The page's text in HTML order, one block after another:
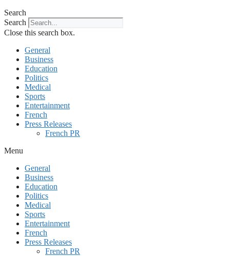
Search
Search
Close this search box.
General
Business
Education
Politics
Medical
Sports
Entertainment
French
Press Releases
French PR
Menu
General
Business
Education
Politics
Medical
Sports
Entertainment
French
Press Releases
French PR